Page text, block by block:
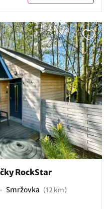
RockStar
Smržovka (12 km)